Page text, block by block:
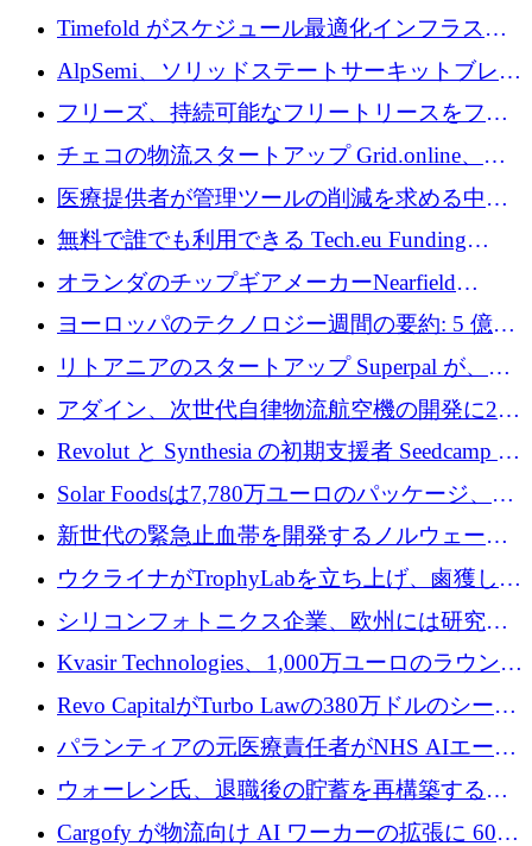
に AI を導入するために 310 万ユーロを確保
Timefold がスケジュール最適化インフラスト
ラクチャを拡張するためにシリーズ A で
1,300 万ドルを調達
AlpSemi、ソリッドステートサーキットブレー
カー技術の進歩のために1,700万ユーロを調達
フリーズ、持続可能なフリートリースをフラ
ンス全土に拡大するために1,300万ユーロを確
保
チェコの物流スタートアップ Grid.online、配
送量が 1 年で 10 倍に増加し、400 万ユーロの
利益を獲得
医療提供者が管理ツールの削減を求める中、
a16z が Prosper AI を 3,000 万ドルで支援
無料で誰でも利用できる Tech.eu Funding
Explorer のご紹介
オランダのチップギアメーカーNearfield
Instrumentsが3億8,000万ドルを調達
ヨーロッパのテクノロジー週間の要約: 5 億
8,500 万ユーロを超える 60 以上のテクノロジ
ー資金調達取引
リトアニアのスタートアップ Superpal が、
Slack 内に構築された AI コワーカー プラット
フォームのために 50 万ユーロを調達
アダイン、次世代自律物流航空機の開発に250
万ユーロを確保
Revolut と Synthesia の初期支援者 Seedcamp が
3 億 2,000 万ドルを調達、米国に投資
Solar Foodsは7,780万ユーロのパッケージ、5
億ユーロの防衛および二重用途成長基金EDM
を開始、ヨーロッパのシリコンフォトニクス
に警告
新世代の緊急止血帯を開発するノルウェーの
スタートアップ企業を紹介する
ウクライナがTrophyLabを立ち上げ、鹵獲した
ロシア兵器を戦場の研究開発プラットフォー
ムに変える
シリコンフォトニクス企業、欧州には研究を
商業的に成功させるためのインフラが不足し
Kvasir Technologies、1,000万ユーロのラウンド
で成長を促進
Revo CapitalがTurbo Lawの380万ドルのシード
ラウンドを主導し、訴訟プラットフォームを
パランティアの元医療責任者がNHS AIエージ
ェントの立ち上げに1,000万ポンドを調達
ウォーレン氏、退職後の貯蓄を再構築するた
めに1,000万ユーロを調達
Cargofy が物流向け AI ワーカーの拡張に 600